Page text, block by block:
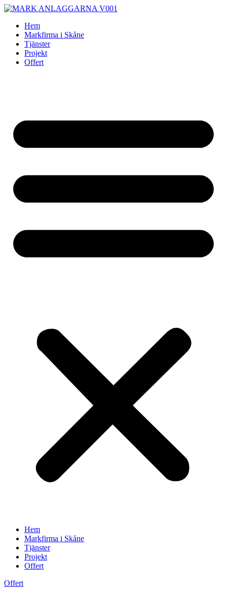
Skip
contentHem
Markfirma i Skåne
Tjänster
Projekt
Offert
Hem
Markfirma i Skåne
Tjänster
Projekt
Offert
Offert